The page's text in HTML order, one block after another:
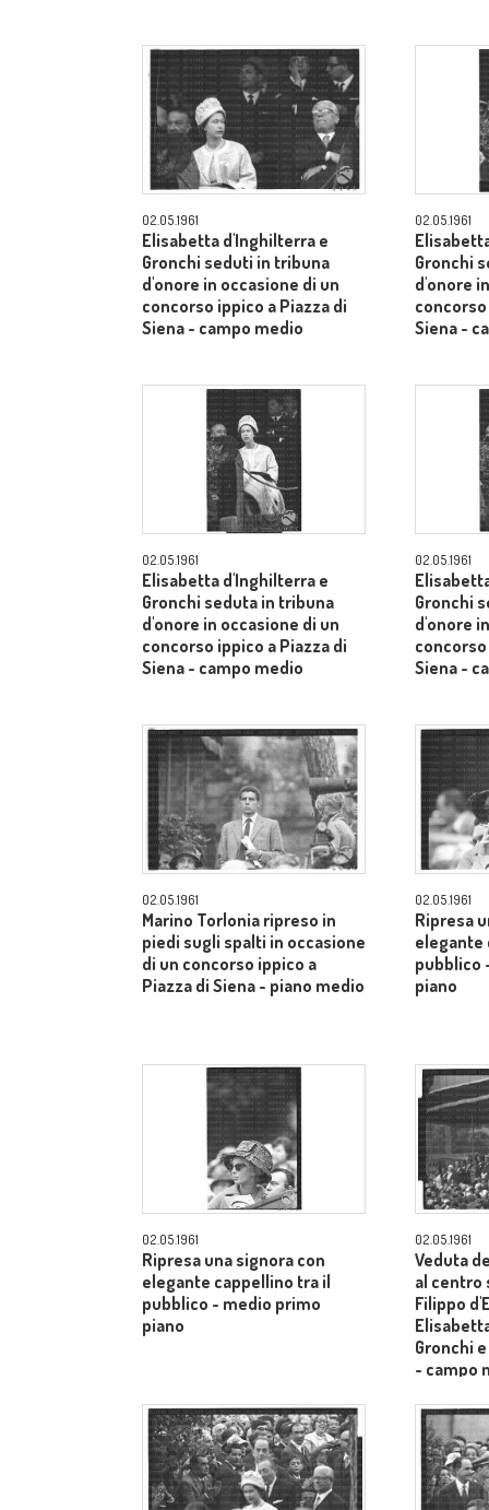
02.05.1961
Elisabetta d'Inghilterra e
Gronchi seduti in tribuna
d'onore in occasione di un
concorso ippico a Piazza di
Siena - campo medio
02.05.1961
Gronchi
d'onore
Siena -
02.05.1961
Elisabetta d'Inghilterra e
Gronchi seduta in tribuna
d'onore in occasione di un
concorso ippico a Piazza di
Siena - campo medio
02.05.1961
Gronchi
d'onore
Siena -
02.05.1961
Marino Torlonia ripreso in
piedi sugli spalti in occasione
di un concorso ippico a
Piazza di Siena - piano medio
02.05.1961
Ripresa
elegante
pubblico
piano
02.05.1961
Ripresa una signora con
elegante cappellino tra il
pubblico - medio primo
piano
02.05.1961
Veduta
al centro
Filippo
Gronchi
- campo